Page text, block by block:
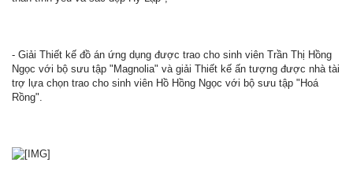
- Giải Thiết kế đồ án ứng dụng được trao cho sinh viên Trần Thị Hồng
Ngọc với bộ sưu tập "Magnolia" và giải Thiết kế ấn tượng được nhà tài
trợ lựa chọn trao cho sinh viên Hồ Hồng Ngọc với bộ sưu tập "Hoá
Rồng".